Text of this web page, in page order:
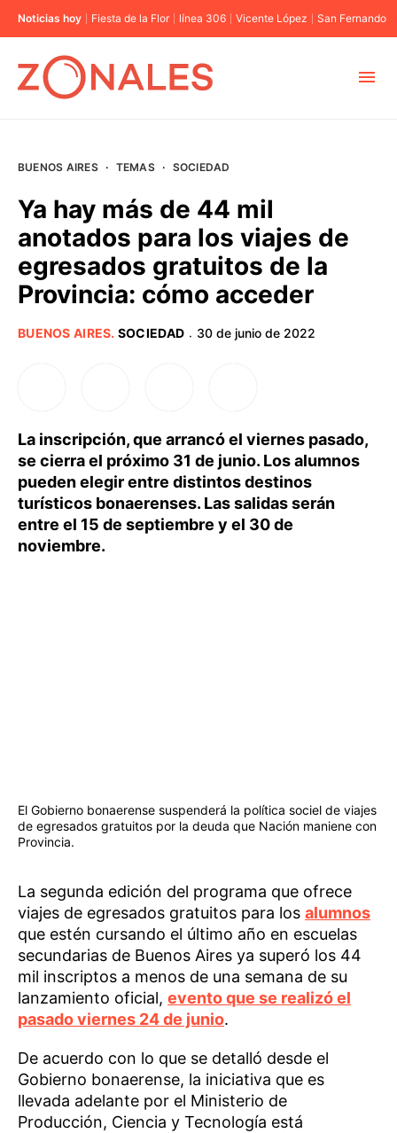
Noticias hoy Fiesta de la Flor línea 306 Vicente López San Fernando
BUENOS AIRES
PROVINCIAS
BUENOS AIRES · TEMAS · SOCIEDAD
Ya hay más de 44 mil
anotados para los viajes de
egresados gratuitos de la
Provincia: cómo acceder
BUENOS AIRES. SOCIEDAD · 30 de junio de 2022
La inscripción, que arrancó el viernes pasado,
se cierra el próximo 31 de junio. Los alumnos
pueden elegir entre distintos destinos
turísticos bonaerenses. Las salidas serán
entre el 15 de septiembre y el 30 de
noviembre.
El Gobierno bonaerense suspenderá la política sociel de viajes
de egresados gratuitos por la deuda que Nación maniene con
Provincia.
La segunda edición del programa que ofrece
viajes de egresados gratuitos para los alumnos
que estén cursando el último año en escuelas
secundarias de Buenos Aires ya superó los 44
mil inscriptos a menos de una semana de su
lanzamiento oficial, evento que se realizó el
pasado viernes 24 de junio.
De acuerdo con lo que se detalló desde el
Gobierno bonaerense, la iniciativa que es
llevada adelante por el Ministerio de
Producción, Ciencia y Tecnología está